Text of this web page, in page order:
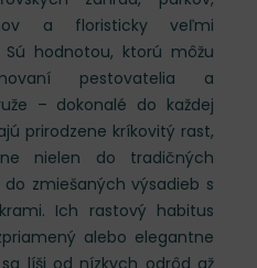
a floristicky veľmi
hodnotou, ktorú môžu
pestovatelia a
– dokonalé do každej
prirodzene kríkovitý rast,
nielen do tradičných
zmiešaných výsadieb s
Ich rastový habitus
alebo elegantne
líši od nízkych odrôd až